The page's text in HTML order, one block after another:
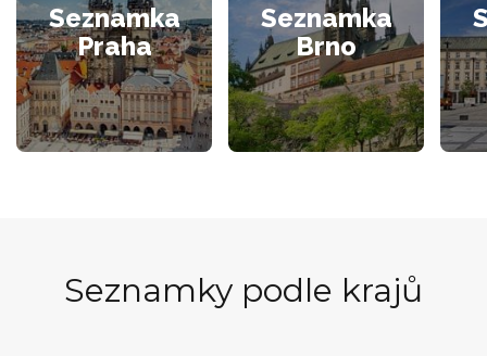
Seznamka
Praha
Seznamka
Brno
Seznamky podle krajů